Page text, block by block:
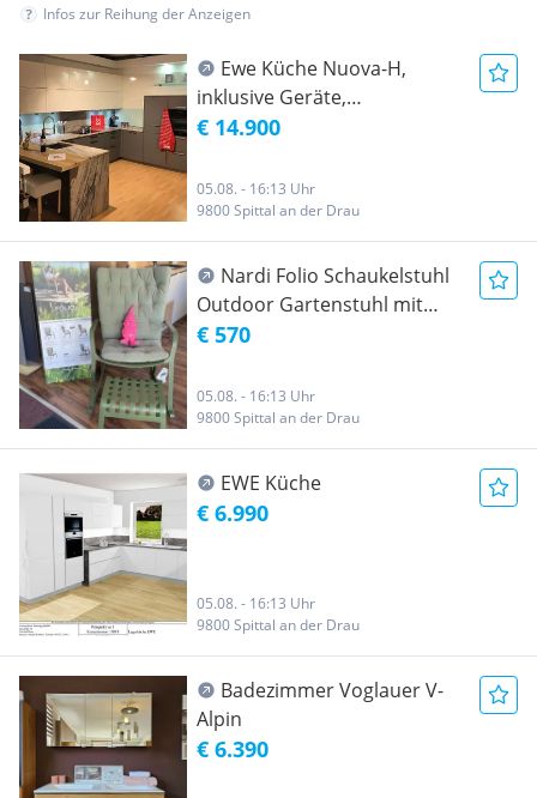
Infos zur Reihung der Anzeigen
Ewe Küche Nuova-H,
inklusive Geräte,
ABHOLPREIS
€ 14.900
05.08. - 16:13 Uhr
9800 Spittal an der Drau
Nardi Folio Schaukelstuhl
Outdoor Gartenstuhl mit
Hocker und Kissen
€ 570
05.08. - 16:13 Uhr
9800 Spittal an der Drau
EWE Küche
€ 6.990
05.08. - 16:13 Uhr
9800 Spittal an der Drau
Badezimmer Voglauer V-
Alpin
€ 6.390